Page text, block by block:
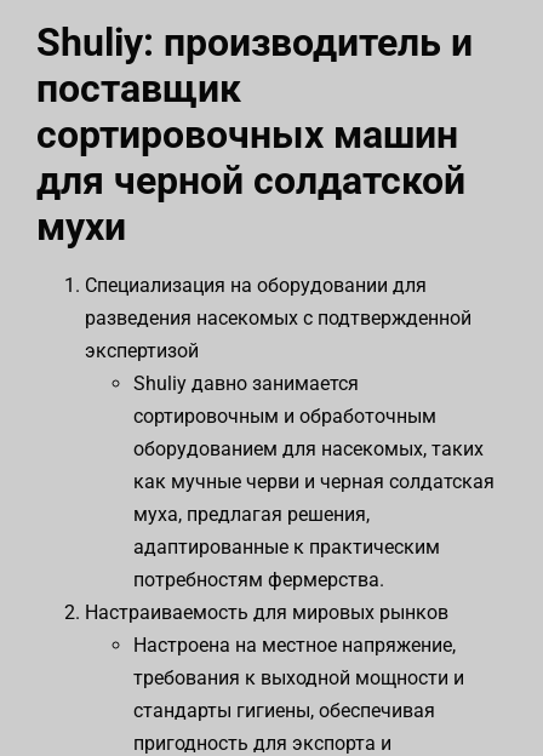
Shuliy: производитель и
поставщик
сортировочных машин
для черной солдатской
мухи
Специализация на оборудовании для
разведения насекомых с подтвержденной
экспертизой
Shuliy давно занимается
сортировочным и обработочным
оборудованием для насекомых, таких
как мучные черви и черная солдатская
муха, предлагая решения,
адаптированные к практическим
потребностям фермерства.
Настраиваемость для мировых рынков
Настроена на местное напряжение,
требования к выходной мощности и
стандарты гигиены, обеспечивая
пригодность для экспорта и